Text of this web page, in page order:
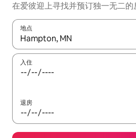
在爱彼迎上寻找并预订独一无二的
地点
如有搜索结果，请使用上下方向键
入住
退房